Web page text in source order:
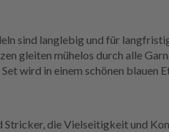
sind langlebig und für
gleiten mühelos durch alle
Set wird in einem schönen blauen
Stricker, die Vielseitigkeit und